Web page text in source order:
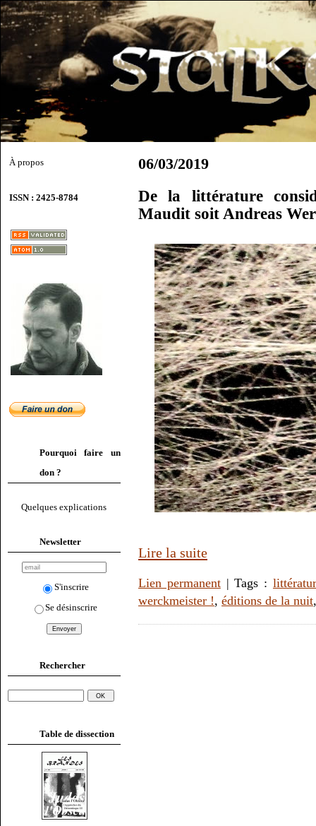
À propos
ISSN : 2425-8784
Pourquoi faire un
don ?
Quelques explications
Newsletter
S'inscrire
Se désinscrire
Rechercher
Table de dissection
06/03/2019
De la littérature
Maudit soit Andreas
Lire la suite
Lien permanent| Tags :
werckmeister !, éditions de la nuit